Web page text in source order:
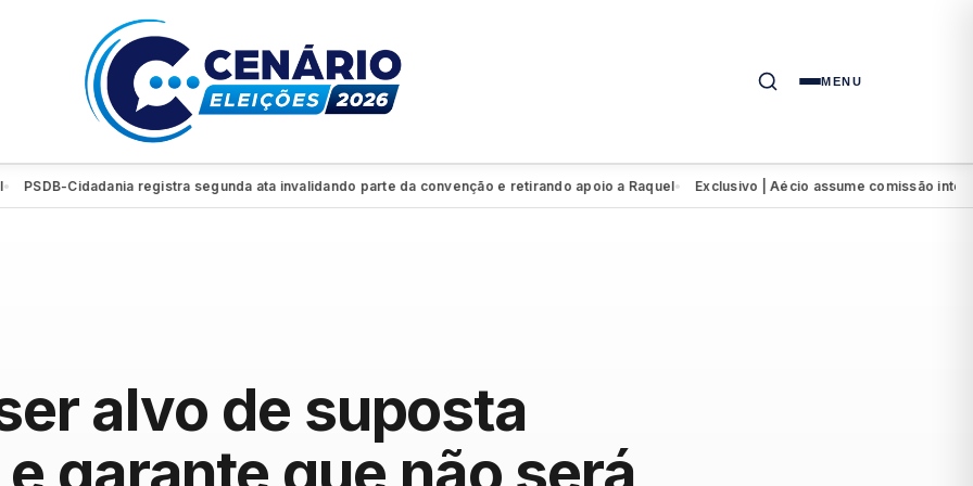
MENU
Cidadania registra segunda ata invalidando parte da convenção e retirando apoio a Raquel● Exclusivo | Aécio assume comissão interventora
alvo de suposta